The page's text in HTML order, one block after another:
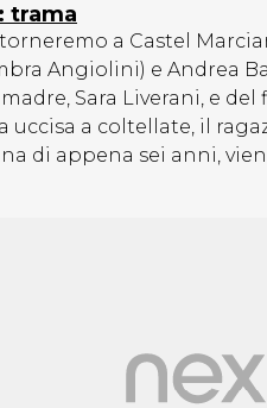
trama
torneremo a Castel
Angiolini) e Andrea
Sara Liverani, e
uccisa a coltellate, il
di appena sei anni,